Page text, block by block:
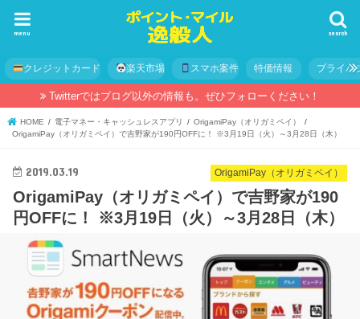
search
menu
クレジットカード 楽天市場 スマホ案件 特価情報 プライバ
Twitterではブログ以外の情報も。ぜひフォローください！
HOME 電子マネー・キャッシュレスアプリ
OrigamiPay（オリガミペイ）
OrigamiPay（オリガミペイ）で吉野家が190円OFFに！ ※3月19日（火）～3月28日（木）
OrigamiPay（オリガミペイ）
2019.03.19
OrigamiPay（オリガミペイ）で吉野家が190
円OFFに！ ※3月19日（火）～3月28日（木）